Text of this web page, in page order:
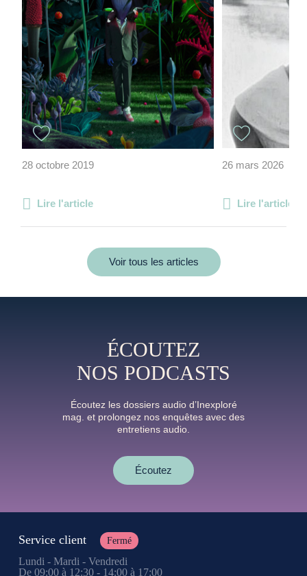
28 octobre 2019
Lire l'article
26 mars 2026
Lire l'article
Voir tous les articles
ÉCOUTEZ
NOS PODCASTS
Écoutez les dossiers audio d’Inexploré
mag. et prolongez nos enquêtes avec des
entretiens audio.
Écoutez
Service client Fermé
Lundi - Mardi - Vendredi
De 09:00 à 12:30 - 14:00 à 17:00